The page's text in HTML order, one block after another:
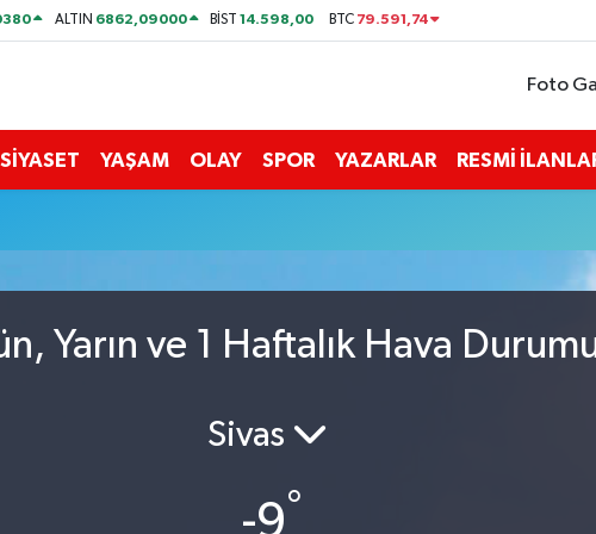
ALTIN 6862,09000 BİST14.598,00 BTC 79.591,74
Foto
SİYASET YAŞAM OLAY SPOR YAZARLAR RESMİ
Yarın ve 1 Haftalık Hava
Sivas
-9°